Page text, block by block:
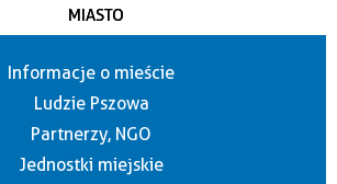
MIASTO
Informacje o mieście
Ludzie Pszowa
Partnerzy, NGO
Jednostki miejskie